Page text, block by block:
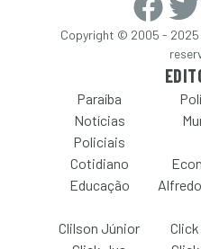
Copyright © 2005 - 2025
Paraíba
Notícias
Policiais
Cotidiano
Educação
Clilson Júnior
Click